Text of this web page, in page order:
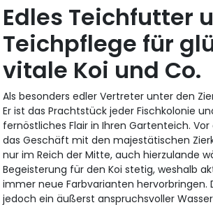
Edles Teichfutter
Teichpflege für
vitale Koi und Co.
Als besonders edler Vertreter unter den
Er ist das Prachtstück jeder Fischkolonie
fernöstliches Flair in Ihren Gartenteich.
das Geschäft mit den majestätischen
nur im Reich der Mitte, auch hierzulande
Begeisterung für den Koi stetig, weshalb
immer neue Farbvarianten hervorbringen.
jedoch ein äußerst anspruchsvoller